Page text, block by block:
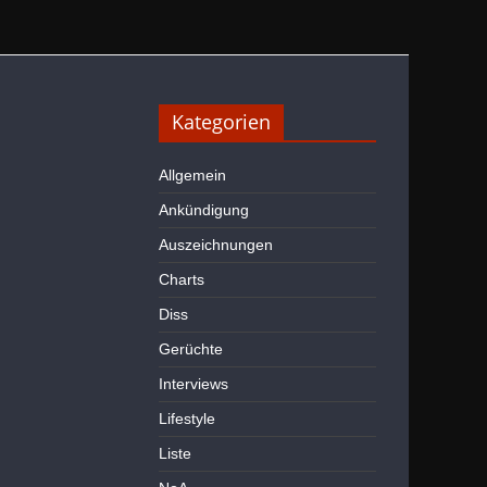
Kategorien
Allgemein
Ankündigung
Auszeichnungen
Charts
Diss
Gerüchte
Interviews
Lifestyle
Liste